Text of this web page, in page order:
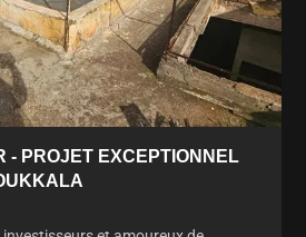
- PROJET EXCEPTIONNEL